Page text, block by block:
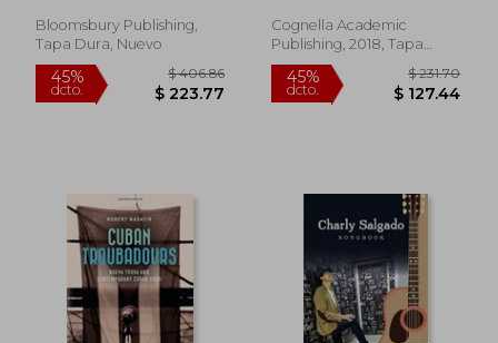
Bloomsbury Publishing,
Tapa Dura, Nuevo
Cognella Academic
Publishing, 2018, Tapa
Blanda, Nuevo